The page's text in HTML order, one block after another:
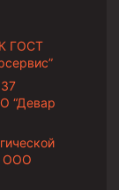
ГОСТ
“Девар
ООО